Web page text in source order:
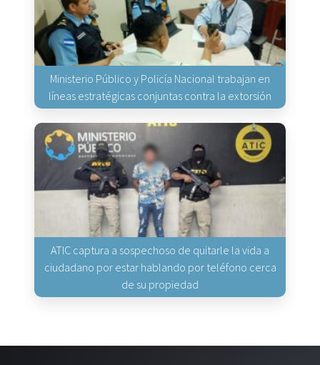
Ministerio Público y Policía Nacional trabajan en
líneas estratégicas conjuntas contra la extorsión
ATIC captura a sospechoso de quitarle la vida a
ciudadano por estar hablando por teléfono cerca
de su propiedad